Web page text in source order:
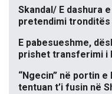
Skandal/ E dashura
pretendimi tronditës
E pabesueshme,
prishet transferimi i
“Ngecin” në portin
tentuan t’i fusin në